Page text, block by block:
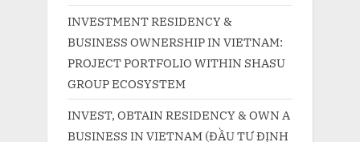
INVESTMENT RESIDENCY &
BUSINESS OWNERSHIP IN VIETNAM:
PROJECT PORTFOLIO WITHIN SHASU
GROUP ECOSYSTEM
INVEST, OBTAIN RESIDENCY & OWN A
BUSINESS IN VIETNAM (ĐẦU TƯ ĐỊNH